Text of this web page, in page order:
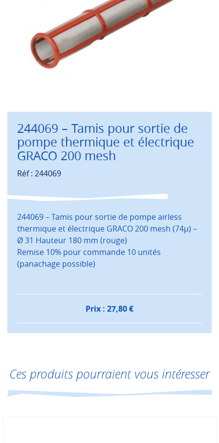
244069 – Tamis pour sortie de
pompe thermique et électrique
GRACO 200 mesh
Réf : 244069
244069 – Tamis pour sortie de pompe airless
thermique et électrique GRACO 200 mesh (74µ) –
Ø 31 Hauteur 180 mm (rouge)
Remise 10% pour commande 10 unités
(panachage possible)
Prix : 27,80€
Ces produits pourraient vous intéresser